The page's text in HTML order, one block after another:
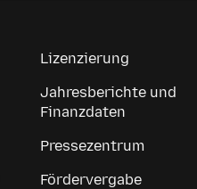
Lizenzierung
Jahresberichte und
Finanzdaten
Pressezentrum
Fördervergabe